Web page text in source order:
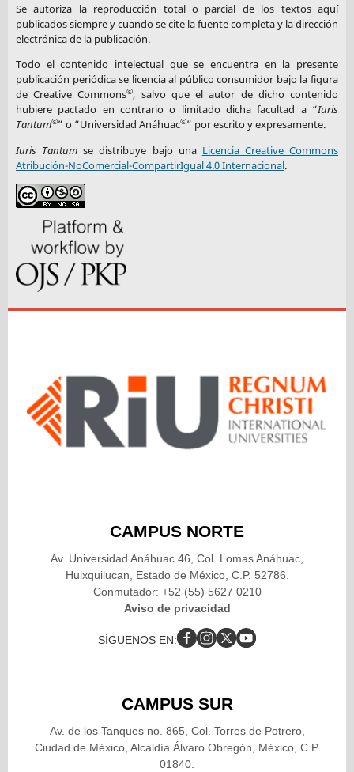
Se autoriza la reproducción total o parcial de los textos aquí
publicados siempre y cuando se cite la fuente completa y la dirección
electrónica de la publicación.
Todo el contenido intelectual que se encuentra en la presente
publicación periódica se licencia al público consumidor bajo la figura
de Creative Commons©, salvo que el autor de dicho contenido
hubiere pactado en contrario o limitado dicha facultad a “Iuris
Tantum©” o “Universidad Anáhuac©” por escrito y expresamente.
Iuris Tantum se distribuye bajo una Licencia Creative Commons
Atribución-NoComercial-CompartirIgual 4.0 Internacional.
CAMPUS NORTE
Av. Universidad Anáhuac 46, Col. Lomas Anáhuac,
Huixquilucan, Estado de México, C.P. 52786.
Conmutador: +52 (55) 5627 0210
Aviso de privacidad
SÍGUENOS EN:
CAMPUS SUR
Av. de los Tanques no. 865, Col. Torres de Potrero,
Ciudad de México, Alcaldía Álvaro Obregón, México, C.P.
01840.